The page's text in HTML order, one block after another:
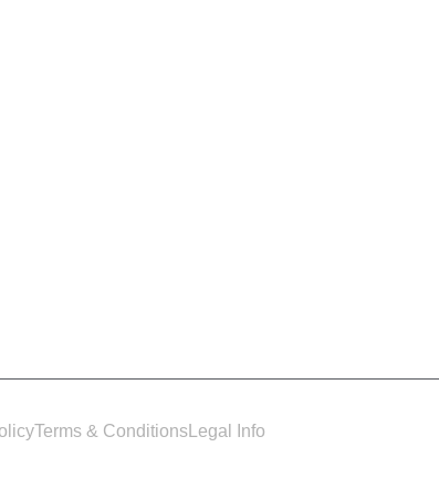
Terms & Conditions Legal Info